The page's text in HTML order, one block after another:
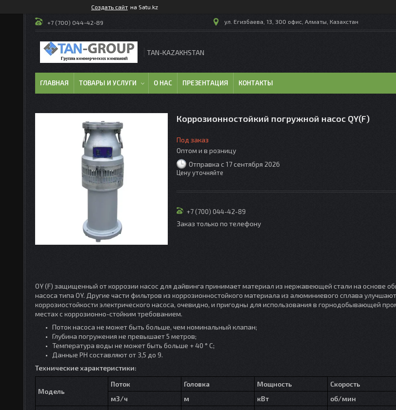
Создать сайт на Satu.kz
+7 (700) 044-42-89 ул. Егизбаева, 13, 300 офис, Алматы, Казахстан
TAN-KAZAKHSTAN
ГЛАВНАЯ ТОВАРЫ И УСЛУГИ О НАС ПРЕЗЕНТАЦИЯ КОНТАКТЫ
Коррозионностойкий погружной насос QY(F)
Под заказ
Оптом и в розницу
Отправка с 17 сентября 2026
Цену уточняйте
+7 (700) 044-42-89
Заказ только по телефону
OY (F) защищенный от коррозии насос для дайвинга принимает материал из нержавеющей стали на основе
насоса типа OY. Другие части фильтров из коррозионностойкого материала из алюминиевого сплава
коррозиостойкости электрического насоса, очевидно, и пригодны для использования в горнодобывающей
местах с коррозионно-стойким требованием.
Поток насоса не может быть больше, чем номинальный клапан;
Глубина погружения не превышает 5 метров;
Температура воды не может быть больше + 40 ° C;
Данные PH составляют от 3,5 до 9.
Технические характеристики:
Модель
Поток Головка Мощность Скорость
м3/ч
м кВт об/мин